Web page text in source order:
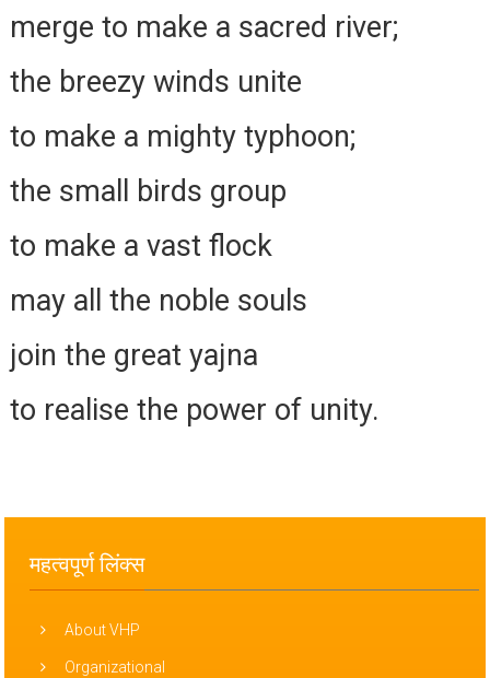
merge to make a sacred river;
the breezy winds unite
to make a mighty typhoon;
the small birds group
to make a vast flock
may all the noble souls
join the great yajna
to realise the power of unity.
महत्वपूर्ण लिंक्स
About VHP
Organizational